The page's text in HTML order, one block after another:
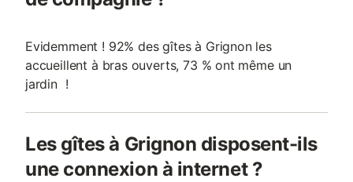
Evidemment ! 92% des gîtes à Grignon les
accueillent à bras ouverts, 73 % ont même un
jardin !
Les gîtes à Grignon disposent-ils
une connexion à internet ?